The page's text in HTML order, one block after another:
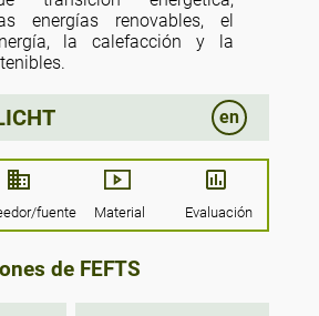
energías renovables, el
la calefacción y la
en
fuente Material Evaluación
de FEFTS